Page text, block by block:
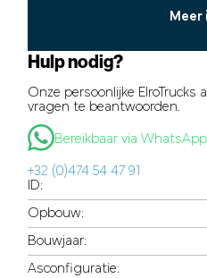
Meer
Hulp nodig?
Onze persoonlijke ElroTrucks
vragen te beantwoorden.
Bereikbaar via WhatsApp
+32 (0)474 54 47 91
ID:
Opbouw:
Bouwjaar:
Asconfiguratie: